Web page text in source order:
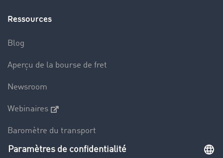
Ressources
Blog
Aperçu de la bourse de fret
Newsroom
Webinaires
Baromètre du transport
Le dictionnaire du transport